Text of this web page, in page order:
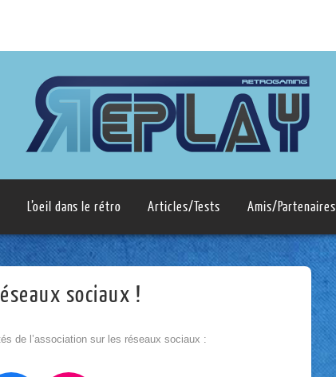
L’oeil dans le rétro Articles/Tests Amis/Partenaires
sociaux !
de l’association sur les réseaux sociaux :